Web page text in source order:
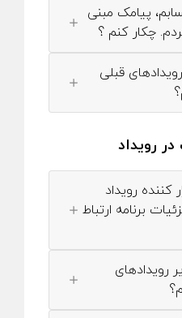
پیامک مبنی
چکار کنم ؟
قبلی
رویداد
کننده رویداد
برنامه ارتباط
رویدادهای